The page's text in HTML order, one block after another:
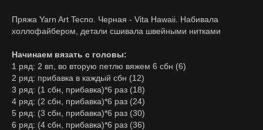
Пряжа Yarn Art Tecno. Черная - Vita Hawaii. Набивала
холлофайбером, детали сшивала швейными нитками
Начинаем вязать с головы:
1 ряд: 2 вп, во вторую петлю вяжем 6 сбн (6)
2 ряд: прибавка в каждый сбн (12)
3 ряд: (1 сбн, прибавка)*6 раз (18)
4 ряд: (2 сбн, прибавка)*6 раз (24)
5 ряд: (3 сбн, прибавка)*6 раз (30)
6 ряд: (4 сбн, прибавка)*6 раз (36)